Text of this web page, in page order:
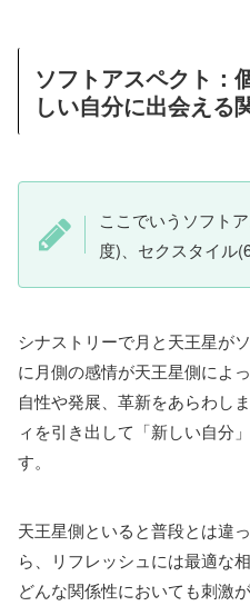
ソフトアスペクト：
しい自分に出会える
ここでいうソフト
度)、セクスタイル
シナストリーで月と天王星が
に月側の感情が天王星側によ
自性や発展、革新をあらわし
ィを引き出して「新しい自分
す。
天王星側といると普段とは違
ら、リフレッシュには最適な
どんな関係性においても刺激